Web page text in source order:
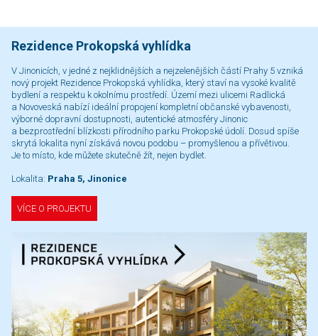
Rezidence Prokopská vyhlídka
V Jinonicích, v jedné z nejklidnějších a nejzelenějších částí Prahy 5 vzniká
nový projekt Rezidence Prokopská vyhlídka, který staví na vysoké kvalitě
bydlení a respektu k okolnímu prostředí. Území mezi ulicemi Radlická
a Novoveská nabízí ideální propojení kompletní občanské vybavenosti,
výborné dopravní dostupnosti, autentické atmosféry Jinonic
a bezprostřední blízkosti přírodního parku Prokopské údolí. Dosud spíše
skrytá lokalita nyní získává novou podobu – promyšlenou a přívětivou.
Je to místo, kde můžete skutečně žít, nejen bydlet.
Lokalita: Praha 5, Jinonice
VÍCE O PROJEKTU